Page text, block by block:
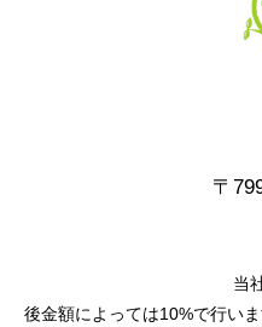
〒
当
後金額によっては10%で行い